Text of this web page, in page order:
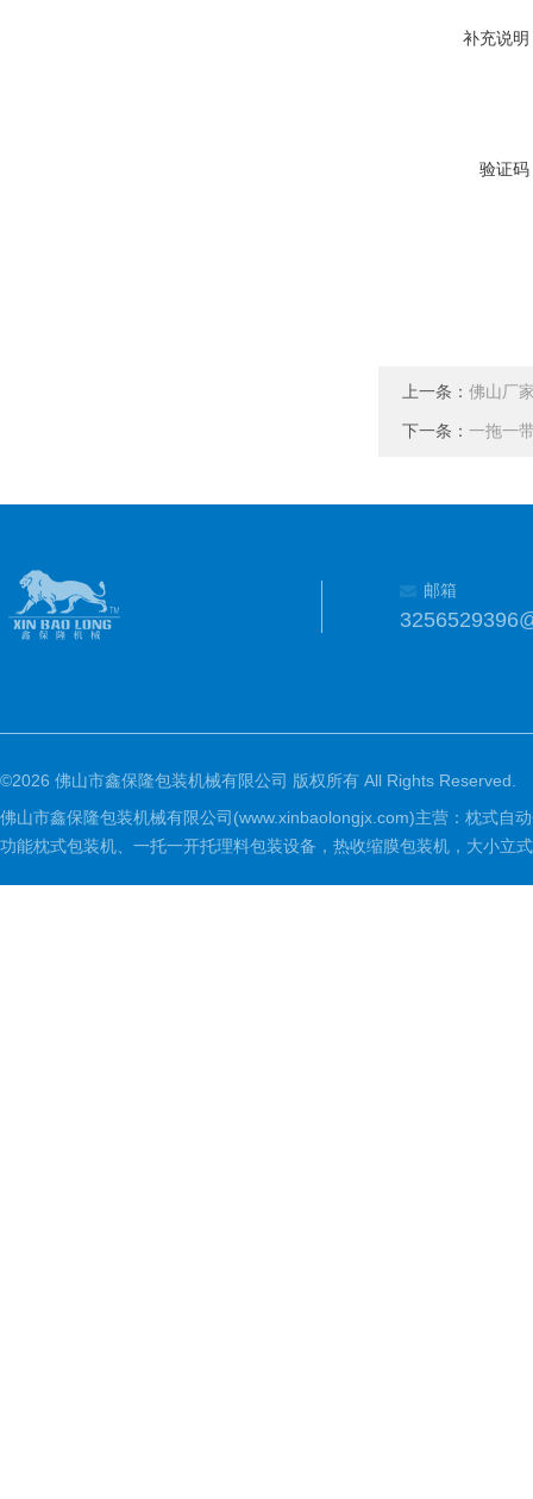
补充说明
验证码
上一条： 佛山厂
下一条： 一拖一
邮箱
©2026 佛山市鑫保隆包装机械有限公司 版权所有 All Rights Reserved.
佛山市鑫保隆包装机械有限公司(www.xinbaolongjx.com)主营：枕式自
功能枕式包装机、一托一开托理料包装设备，热收缩膜包装机，大小立